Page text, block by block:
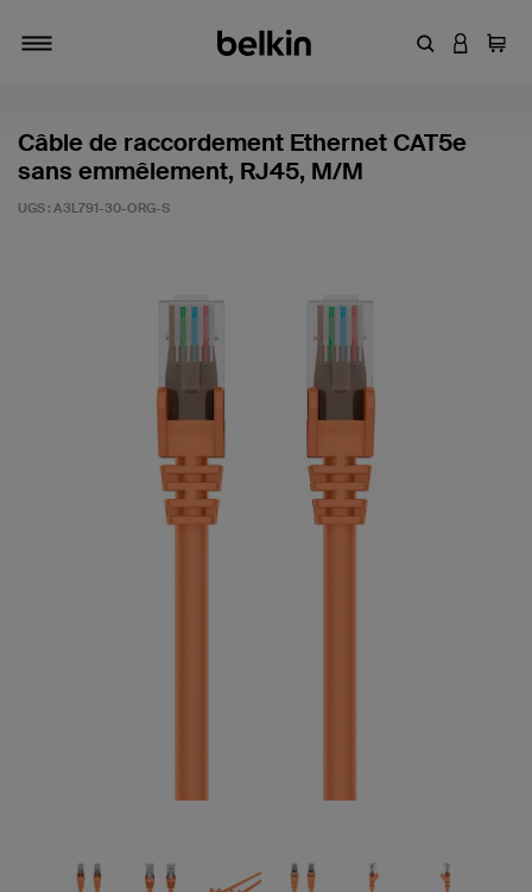
Entrez un
Câble de raccordement Ethernet CAT5e
sans emmêlement, RJ45, M/M
UGS : A3L791-30-ORG-S